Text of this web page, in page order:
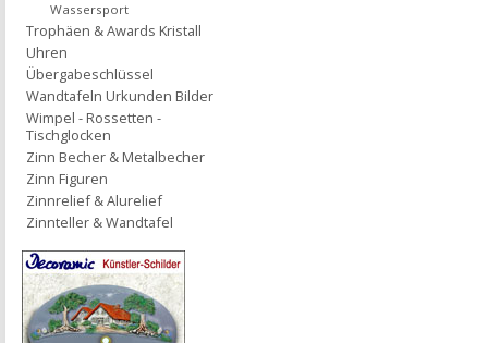
Wassersport
Trophäen & Awards Kristall
Uhren
Übergabeschlüssel
Wandtafeln Urkunden Bilder
Wimpel - Rossetten -
Tischglocken
Zinn Becher & Metalbecher
Zinn Figuren
Zinnrelief & Alurelief
Zinnteller & Wandtafel